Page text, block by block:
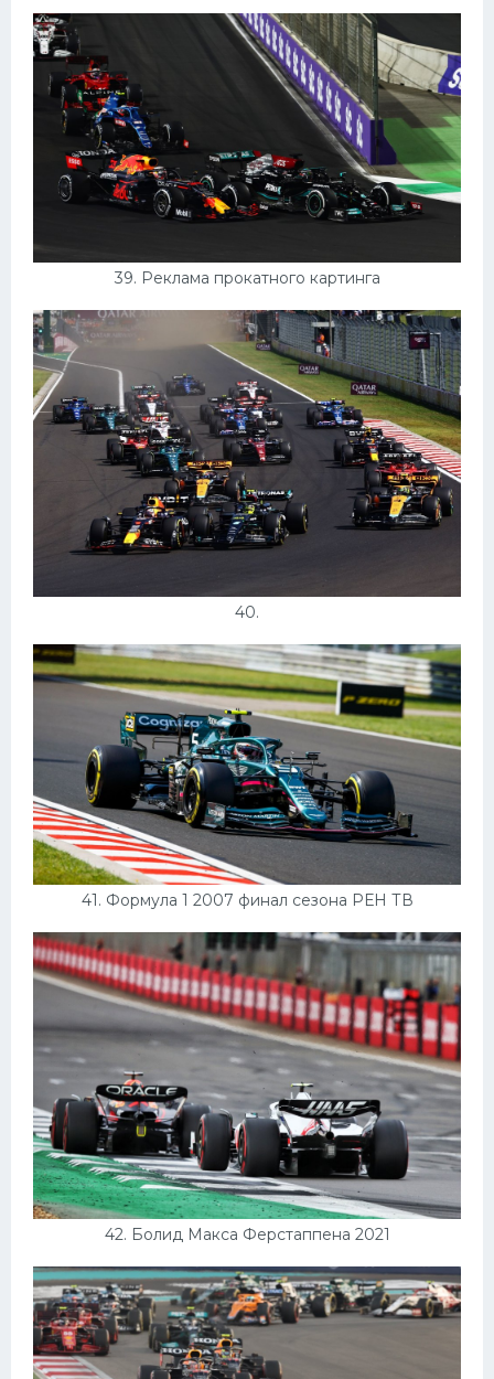
39. Реклама прокатного картинга
40.
41. Формула 1 2007 финал сезона РЕН ТВ
42. Болид Макса Ферстаппена 2021